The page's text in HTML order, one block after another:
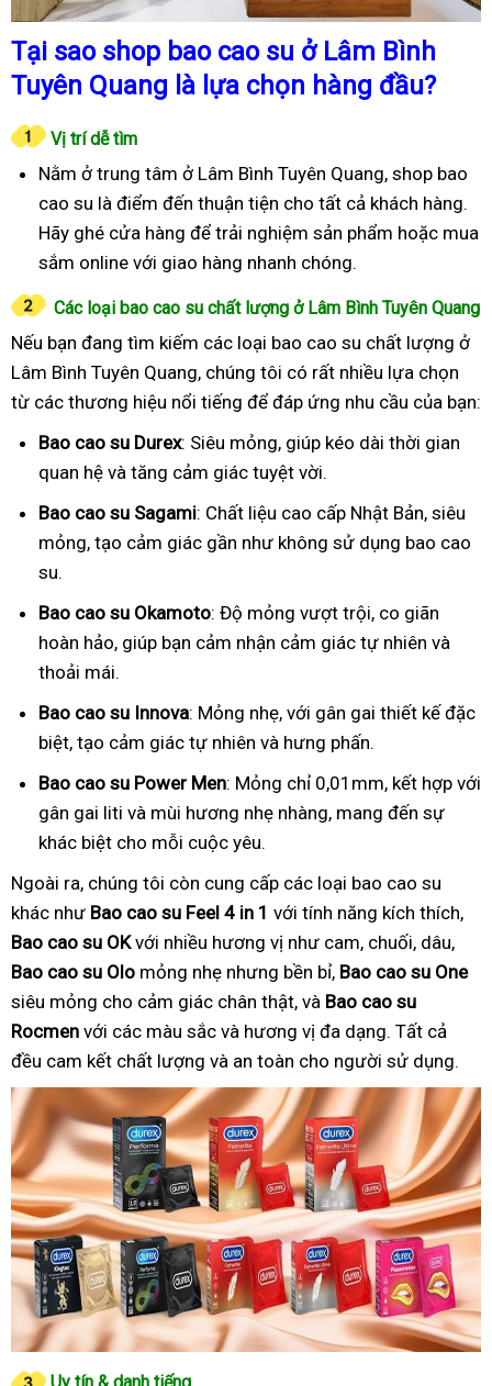
Tại sao shop bao cao su ở Lâm Bình
Tuyên Quang là lựa chọn hàng đầu?
Vị trí dễ tìm
Nằm ở trung tâm ở Lâm Bình Tuyên Quang, shop bao
cao su là điểm đến thuận tiện cho tất cả khách hàng.
Hãy ghé cửa hàng để trải nghiệm sản phẩm hoặc mua
sắm online với giao hàng nhanh chóng.
Các loại bao cao su chất lượng ở Lâm Bình Tuyên Quang
Nếu bạn đang tìm kiếm các loại bao cao su chất lượng ở
Lâm Bình Tuyên Quang, chúng tôi có rất nhiều lựa chọn
từ các thương hiệu nổi tiếng để đáp ứng nhu cầu của bạn:
Bao cao su Durex: Siêu mỏng, giúp kéo dài thời gian
quan hệ và tăng cảm giác tuyệt vời.
Bao cao su Sagami: Chất liệu cao cấp Nhật Bản, siêu
mỏng, tạo cảm giác gần như không sử dụng bao cao
su.
Bao cao su Okamoto: Độ mỏng vượt trội, co giãn
hoàn hảo, giúp bạn cảm nhận cảm giác tự nhiên và
thoải mái.
Bao cao su Innova: Mỏng nhẹ, với gân gai thiết kế đặc
biệt, tạo cảm giác tự nhiên và hưng phấn.
Bao cao su Power Men: Mỏng chỉ 0,01mm, kết hợp với
gân gai liti và mùi hương nhẹ nhàng, mang đến sự
khác biệt cho mỗi cuộc yêu.
Ngoài ra, chúng tôi còn cung cấp các loại bao cao su
khác như Bao cao su Feel 4 in 1 với tính năng kích thích,
Bao cao su OKvới nhiều hương vị như cam, chuối, dâu,
Bao cao su Olo mỏng nhẹ nhưng bền bỉ, Bao cao su One
siêu mỏng cho cảm giác chân thật, và Bao cao su
Rocmen với các màu sắc và hương vị đa dạng. Tất cả
đều cam kết chất lượng và an toàn cho người sử dụng.
Uy tín & danh tiếng